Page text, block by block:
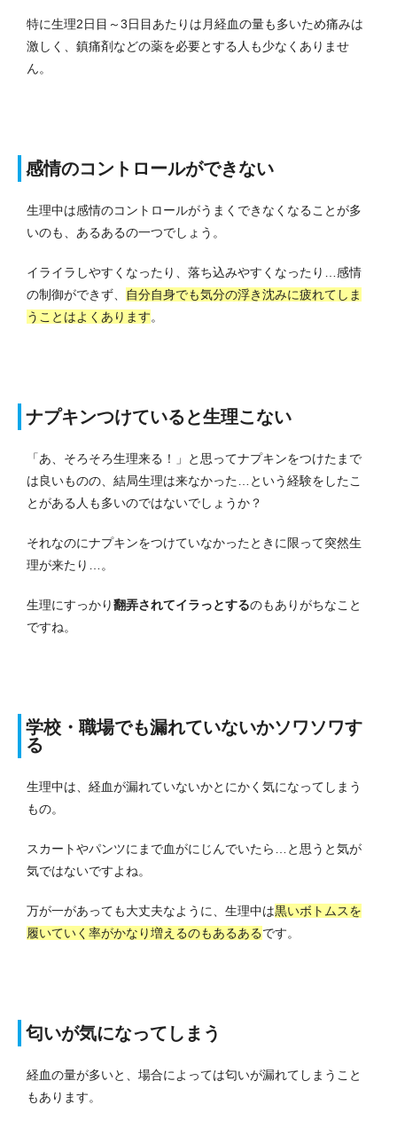
特に生理2日目～3日目あたりは月経血の量も多いため痛みは
激しく、鎮痛剤などの薬を必要とする人も少なくありませ
ん。
感情のコントロールができない
生理中は感情のコントロールがうまくできなくなることが多
いのも、あるあるの一つでしょう。
イライラしやすくなったり、落ち込みやすくなったり…感情
の制御ができず、
自分自身でも気分の浮き沈みに疲れてしま
うことはよくあります。
ナプキンつけていると生理こない
「あ、そろそろ生理来る！」と思ってナプキンをつけたまで
は良いものの、結局生理は来なかった…という経験をしたこ
とがある人も多いのではないでしょうか？
それなのにナプキンをつけていなかったときに限って突然生
理が来たり…。
生理にすっかり翻弄されてイラっとするのもありがちなこと
ですね。
学校・職場でも漏れていないかソワソワす
る
生理中は、経血が漏れていないかとにかく気になってしまう
もの。
スカートやパンツにまで血がにじんでいたら…と思うと気が
気ではないですよね。
万が一があっても大丈夫なように、生理中は黒いボトムスを
履いていく率がかなり増えるのもあるあるです。
匂いが気になってしまう
経血の量が多いと、場合によっては匂いが漏れてしまうこと
もあります。